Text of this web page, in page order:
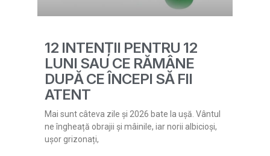
12 INTENȚII PENTRU 12
LUNI SAU CE RĂMÂNE
DUPĂ CE ÎNCEPI SĂ FII
ATENT
Mai sunt câteva zile și 2026 bate la ușă. Vântul
ne îngheață obrajii și mâinile, iar norii albicioși,
ușor grizonați,